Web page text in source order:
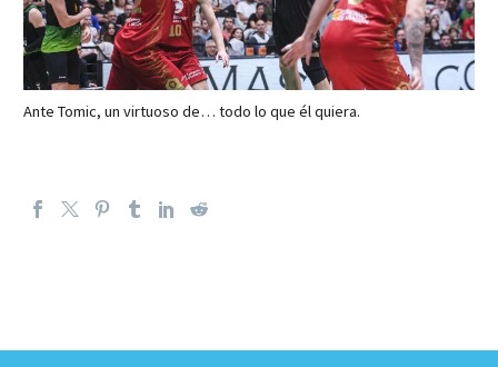
Ante Tomic, un virtuoso de… todo lo que él quiera.